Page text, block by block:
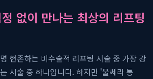
없이 만나는 최상의 리프팅
현존하는 비수술적 리프팅 시술 중 가장 강
시술 중 하나입니다. 하지만 '울쎄라 통